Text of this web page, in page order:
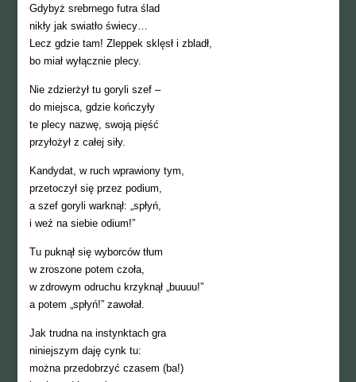
Gdybyż srebrnego futra ślad
nikły jak swiatło świecy…
Lecz gdzie tam! Zleppek sklęsł i zbladł,
bo miał wyłącznie plecy.
Nie zdzierżył tu goryli szef –
do miejsca, gdzie kończyły
te plecy nazwę, swoją pięść
przyłożył z całej siły.
Kandydat, w ruch wprawiony tym,
przetoczył się przez podium,
a szef goryli warknął: „spłyń,
i weź na siebie odium!”
Tu puknął się wyborców tłum
w zroszone potem czoła,
w zdrowym odruchu krzyknął „buuuu!”
a potem „spłyń!” zawołał.
Jak trudna na instynktach gra
niniejszym daję cynk tu:
można przedobrzyć czasem (ba!)